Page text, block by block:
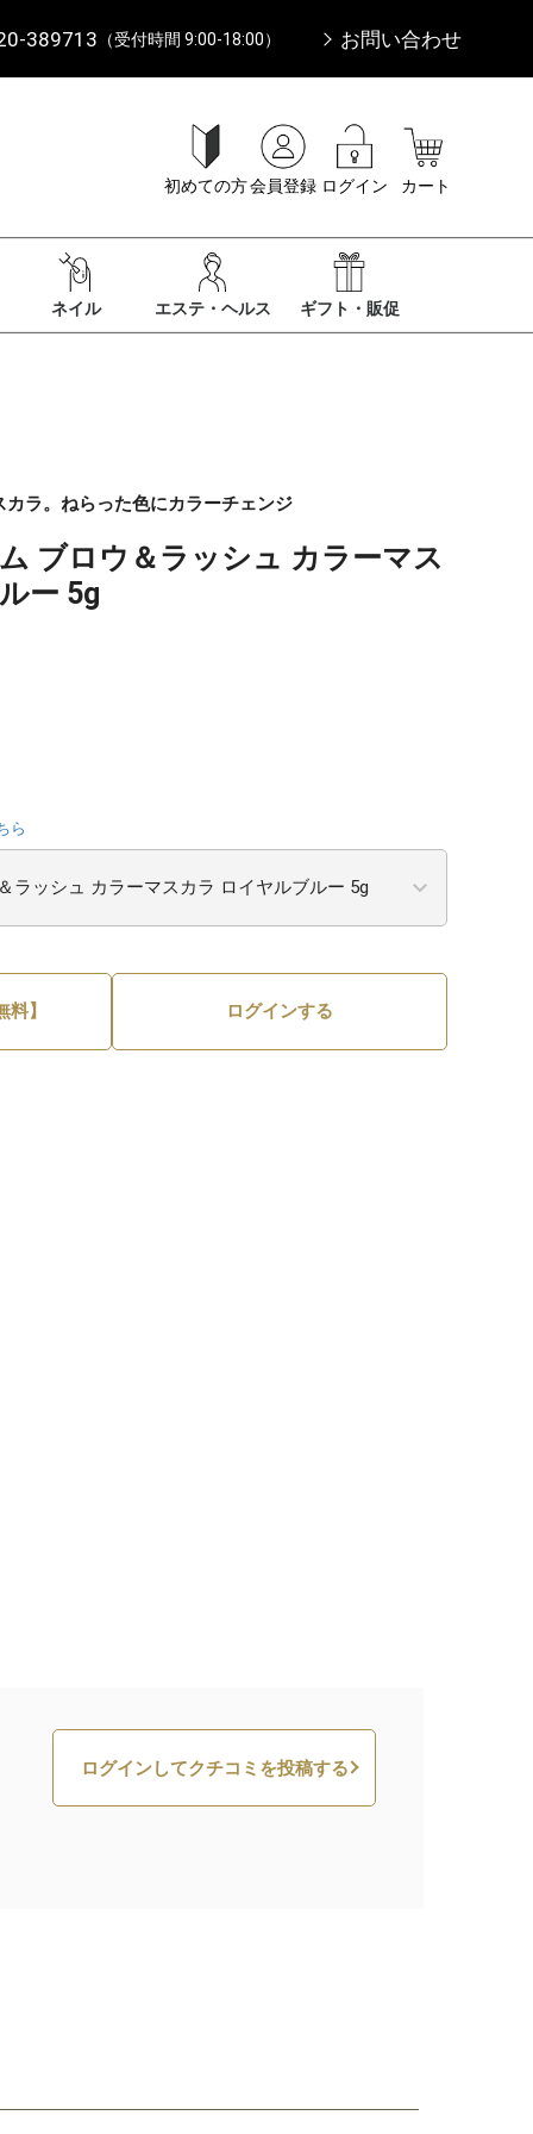
389713 （受付時間 9:00-18:00） お問い合わせ
初めての方会員登録 ログイン カート
ネイル エステ・ヘルス ギフト・販促
ラ。ねらった色にカラーチェンジ
ブロウ＆ラッシュ カラーマス
ー 5g
ら
】 ログインする
ログインしてクチコミを投稿する